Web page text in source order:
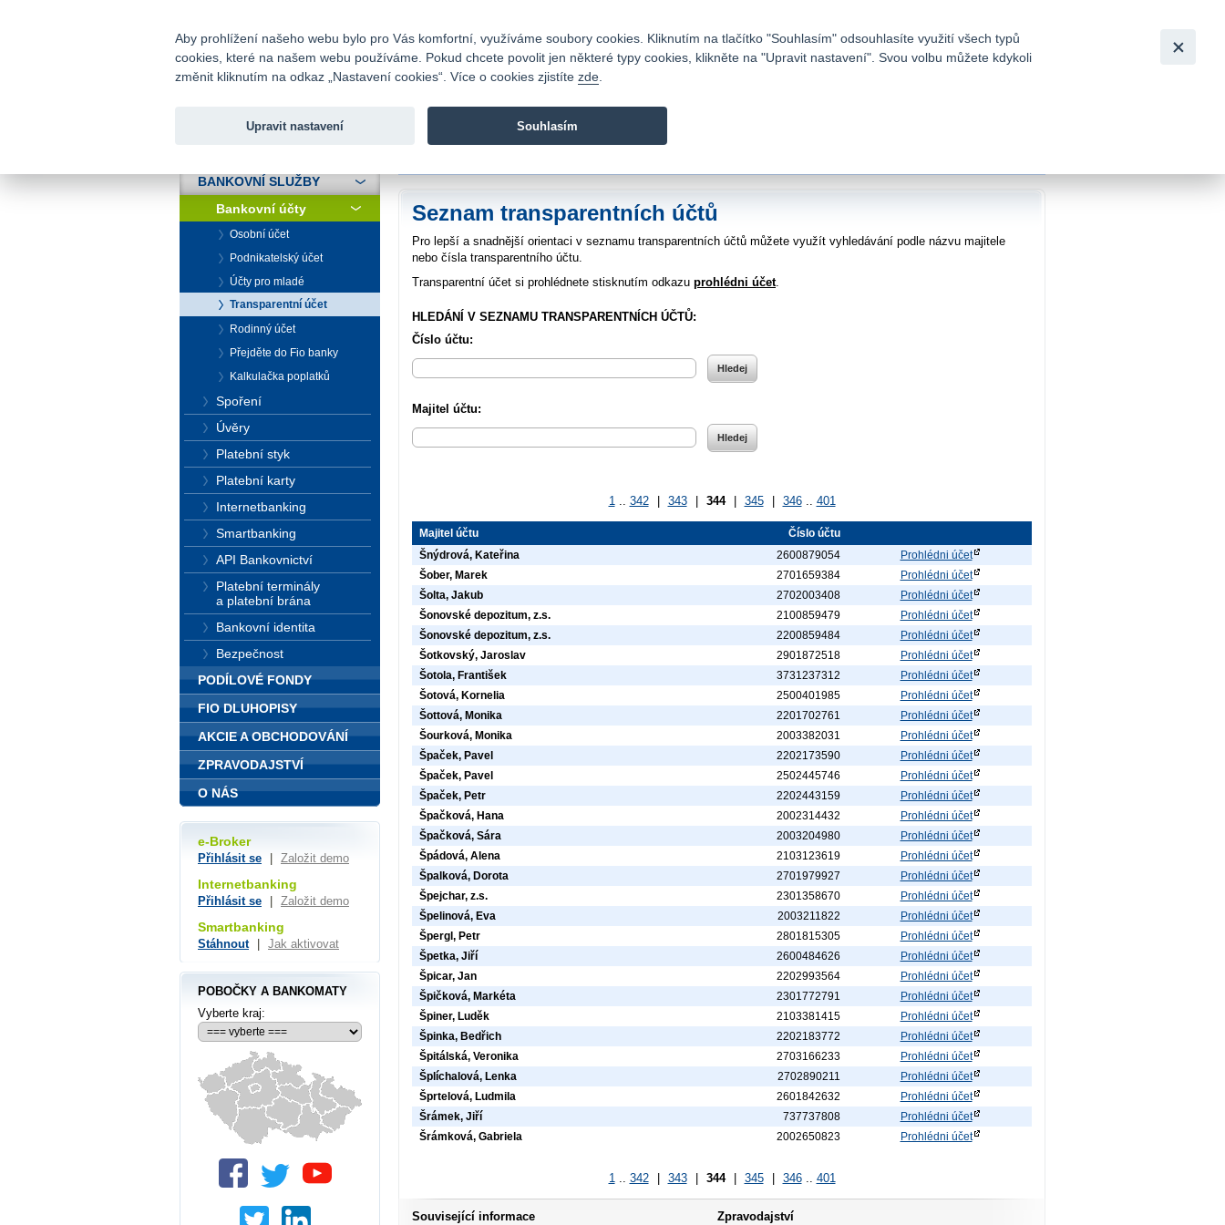
Fio banka
Fio banka je moderní česká banka. Poskytuje účty bez poplatků a
Seznam transparentních účtů
Pro lepší a snadnější orientaci v seznamu transparentních účtů můžete využít vyhledávání podle názvu majitele
nebo čísla transparentního účtu.
Transparentní účet si prohlédnete stisknutím odkazu prohlédni účet.
HLEDÁNÍ V SEZNAMU TRANSPARENTNÍCH ÚČTŮ:
Číslo účtu:
Majitel účtu:
1.. 342 343 344 345 346.. 401
Majitel účtu
Číslo účtu
Šnýdrová, Kateřina
2600879054
Prohlédni účet
Šober, Marek
2701659384
Prohlédni účet
Šolta, Jakub
2702003408
Prohlédni účet
Šonovské depozitum, z.s.
2100859479
Prohlédni účet
Šonovské depozitum, z.s.
2200859484
Prohlédni účet
Šotkovský, Jaroslav
2901872518
Prohlédni účet
Šotola, František
3731237312
Prohlédni účet
Šotová, Kornelia
2500401985
Prohlédni účet
Šottová, Monika
2201702761
Prohlédni účet
Šourková, Monika
2003382031
Prohlédni účet
Špaček, Pavel
2202173590
Prohlédni účet
Špaček, Pavel
2502445746
Prohlédni účet
Špaček, Petr
2202443159
Prohlédni účet
Špačková, Hana
2002314432
Prohlédni účet
Špačková, Sára
2003204980
Prohlédni účet
Špádová, Alena
2103123619
Prohlédni účet
Špalková, Dorota
2701979927
Prohlédni účet
Špejchar, z.s.
2301358670
Prohlédni účet
Špelinová, Eva
2003211822
Prohlédni účet
Špergl, Petr
2801815305
Prohlédni účet
Špetka, Jiří
2600484626
Prohlédni účet
Špicar, Jan
2202993564
Prohlédni účet
Špičková, Markéta
2301772791
Prohlédni účet
Špiner, Luděk
2103381415
Prohlédni účet
Špinka, Bedřich
2202183772
Prohlédni účet
Špitálská, Veronika
2703166233
Prohlédni účet
Šplíchalová, Lenka
2702890211
Prohlédni účet
Šprtelová, Ludmila
2601842632
Prohlédni účet
Šrámek, Jiří
737737808
Prohlédni účet
Šrámková, Gabriela
2002650823 Prohlédni účet
1.. 342 343 344 345 346.. 401
Související informace Zpravodajství
BANKOVNÍ SLUŽBY
Bankovní účty
Osobní účet
Podnikatelský účet
Účty pro mladé
Transparentní účet
Rodinný účet
Přejděte do Fio banky
Kalkulačka poplatků
Spoření
Úvěry
Platební styk
Platební karty
Internetbanking
Smartbanking
API Bankovnictví
Platební terminály
a platební brána
Bankovní identita
Bezpečnost
PODÍLOVÉ FONDY
FIO DLUHOPISY
AKCIE A OBCHODOVÁNÍ
ZPRAVODAJSTVÍ
O NÁS
e-Broker
Přihlásit se Založit demo
Internetbanking
Přihlásit se Založit demo
Smartbanking
Stáhnout Jak aktivovat
POBOČKY A BANKOMATY
Vyberte kraj:
Aby prohlížení našeho webu bylo pro Vás komfortní, využíváme soubory cookies. Kliknutím na tlačítko "Souhlasím" odsouhlasíte využití všech typů
cookies, které na našem webu používáme. Pokud chcete povolit jen některé typy cookies, klikněte na "Upravit nastavení". Svou volbu můžete kdykoli
změnit kliknutím na odkaz „Nastavení cookies“. Více o cookies zjistíte zde
Upravit nastavení Souhlasím